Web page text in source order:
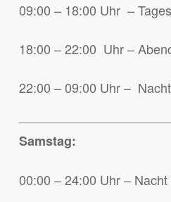
09:00 – 18:00 Uhr –
18:00 – 22:00 Uhr –
22:00 – 09:00 Uhr –
Samstag:
00:00 – 24:00 Uhr –